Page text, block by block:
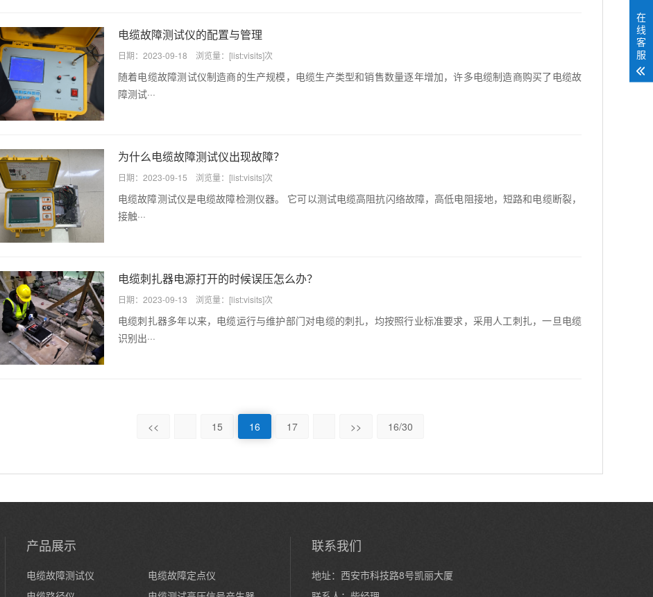
电缆故障测试仪的配置与管理
日期：2023-09-18 浏览量：[list:visits]次
随着电缆故障测试仪制造商的生产规模，电缆生产类型和销售数量逐年增加，许多电缆制造商购买了电缆故
障测试···
为什么电缆故障测试仪出现故障？
日期：2023-09-15 浏览量：[list:visits]次
电缆故障测试仪是电缆故障检测仪器。 它可以测试电缆高阻抗闪络故障，高低电阻接地，短路和电缆断裂，
接触···
电缆刺扎器电源打开的时候误压怎么办？
日期：2023-09-13 浏览量：[list:visits]次
电缆刺扎器多年以来，电缆运行与维护部门对电缆的刺扎，均按照行业标准要求，采用人工刺扎，一旦电缆
识别出···
<< 15 16 17 >> 16/30
产品展示
电缆故障测试仪
电缆故障定点仪
联系我们
地址：西安市科技路8号凯丽大厦
在
线
客
服